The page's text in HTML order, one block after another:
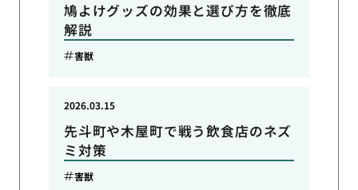
鳩よけグッズの効果と選び方を徹底
解説
害獣
先斗町や木屋町で戦う飲食店のネズ
ミ対策
2026.03.15
害獣